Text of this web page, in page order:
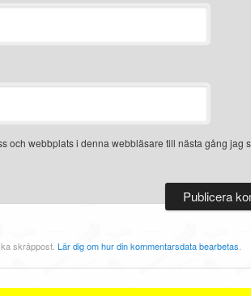
och webbplats i denna webbläsare till nästa gång jag
skräppost. Lär dig om hur din kommentarsdata bearbetas